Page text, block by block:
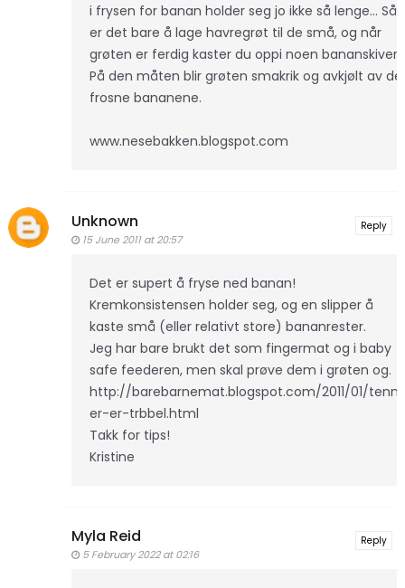
i frysen for banan holder seg jo ikke så lenge... Så
er det bare å lage havregrøt til de små, og når
grøten er ferdig kaster du oppi noen bananskiver.
På den måten blir grøten smakrik og avkjølt av de
frosne bananene.
www.nesebakken.blogspot.com
Unknown
15 June 2011 at 20:57
Det er supert å fryse ned banan!
Kremkonsistensen holder seg, og en slipper å
kaste små (eller relativt store) bananrester.
Jeg har bare brukt det som fingermat og i baby
safe feederen, men skal prøve dem i grøten og.
http://barebarnemat.blogspot.com/2011/01/tenn
er-er-trbbel.html
Takk for tips!
Kristine
Reply
Myla Reid
5 February 2022 at 02:16
Reply